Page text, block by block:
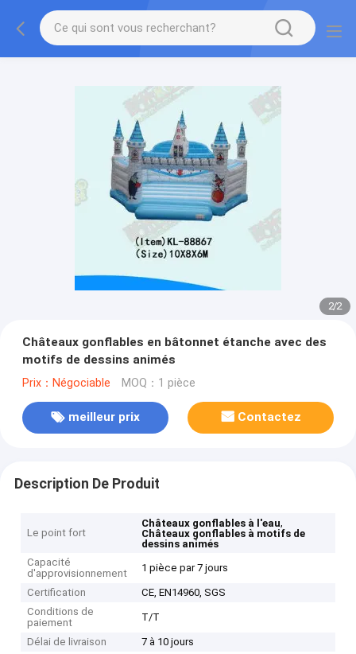
2/2
Châteaux gonflables en bâtonnet étanche avec des
motifs de dessins animés
Prix：Négociable MOQ：1 pièce
meilleur prix Contactez
Description De Produit
Le point fort
Châteaux gonflables à l'eau,
Châteaux gonflables à motifs de
dessins animés
Capacité
d'approvisionnement
1 pièce par 7 jours
Certification
CE, EN14960, SGS
Conditions de
paiement
T/T
Délai de livraison
7 à 10 jours